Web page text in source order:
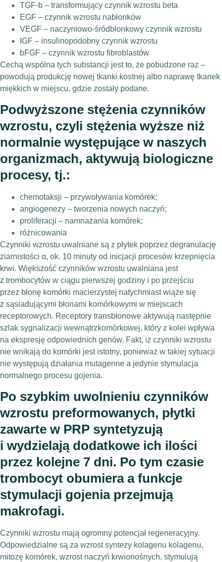
TGF-b – transformujący czynnik wzrostu beta
EGF – czynnik wzrostu nabłonków
VEGF – naczyniowo-śródbłonkowy czynnik wzrostu
IGF – insulinopodobny czynnik wzrostu
bFGF – czynnik wzrostu fibroblastów
Cechą wspólna tych substancji jest to, że pobudzone raz –
powodują produkcję nowej tkanki kostnej albo naprawę tkanek
miękkich w miejscu, gdzie zostały podane.
Podwyższone stężenia czynników
wzrostu, czyli stężenia wyższe niż
normalnie występujące w naszych
organizmach, aktywują biologiczne
procesy, tj.:
chemotaksji – przywoływania komórek;
angiogenezy – tworzenia nowych naczyń;
proliferacji – namnażania komórek;
różnicowania
Czynniki wzrostu uwalniane są z płytek poprzez degranulację
ziarnistości α, ok. 10 minuty od inicjacji procesów krzepnięcia
krwi. Większość czynników wzrostu uwalniana jest
z trombocytów w ciągu pierwszej godziny i po przejściu
przez błonę komórki macierzystej natychmiast wiąże się
z sąsiadującymi błonami komórkowymi w miejscach
receptorowych. Receptory transbłonowe aktywują następnie
szlak sygnalizacji wewnątrzkomórkowej, który z kolei wpływa
na ekspresję odpowiednich genów. Fakt, iż czynniki wzrostu
nie wnikają do komórki jest istotny, ponieważ w takiej sytuacji
nie występują działania mutagenne a jedynie stymulacja
normalnego procesu gojenia.
Po szybkim uwolnieniu czynników
wzrostu preformowanych, płytki
zawarte w PRP syntetyzują
i wydzielają dodatkowe ich ilości
przez kolejne 7 dni. Po tym czasie
trombocyt obumiera a funkcje
stymulacji gojenia przejmują
makrofagi.
Czynniki wzrostu mają ogromny potencjał regeneracyjny.
Odpowiedzialne są za wzrost syntezy kolagenu kolagenu,
mitozę komórek, wzrost naczyń krwionośnych, stymulują